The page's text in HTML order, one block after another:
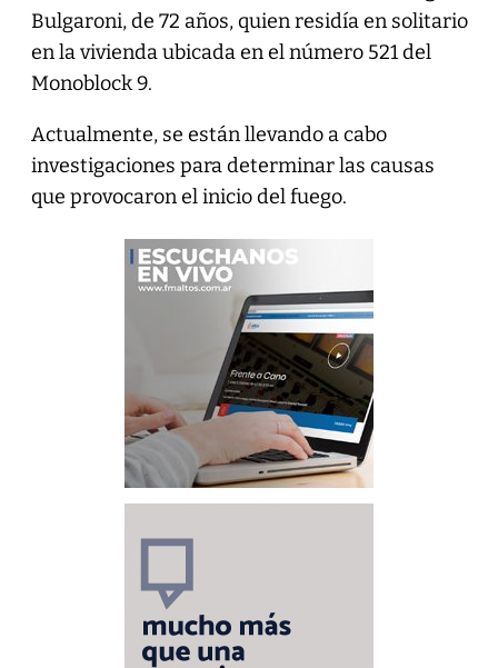
Bulgaroni, de 72 años, quien residía en solitario
en la vivienda ubicada en el número 521 del
Monoblock 9.
Actualmente, se están llevando a cabo
investigaciones para determinar las causas
que provocaron el inicio del fuego.